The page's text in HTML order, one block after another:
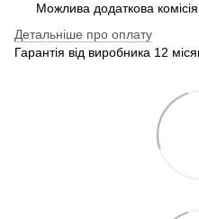
Можлива додаткова
Детальніше про оплату
Гарантія від виробника 12